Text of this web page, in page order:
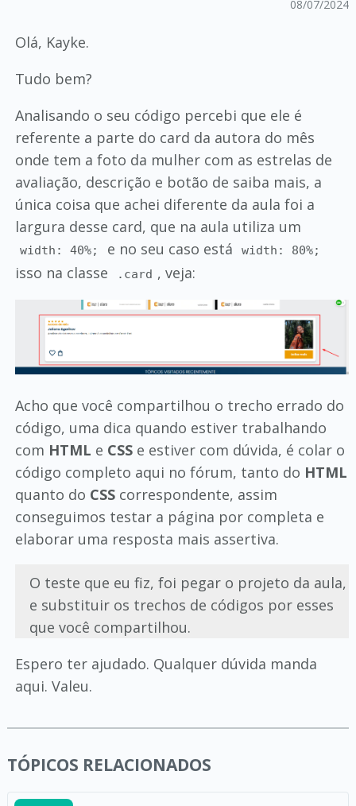
08/07/2024
Olá, Kayke.
Tudo bem?
Analisando o seu código percebi que ele é
referente a parte do card da autora do mês
onde tem a foto da mulher com as estrelas de
avaliação, descrição e botão de saiba mais, a
única coisa que achei diferente da aula foi a
largura desse card, que na aula utiliza um
width: 40%; e no seu caso está width: 80%;
isso na classe .card , veja:
Acho que você compartilhou o trecho errado do
código, uma dica quando estiver trabalhando
com HTML e CSSe estiver com dúvida, é colar o
código completo aqui no fórum, tanto do HTML
quanto do CSScorrespondente, assim
conseguimos testar a página por completa e
elaborar uma resposta mais assertiva.
O teste que eu fiz, foi pegar o projeto da aula,
e substituir os trechos de códigos por esses
que você compartilhou.
Espero ter ajudado. Qualquer dúvida manda
aqui. Valeu.
TÓPICOS RELACIONADOS